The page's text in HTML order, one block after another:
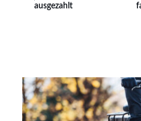
ausgezahlt